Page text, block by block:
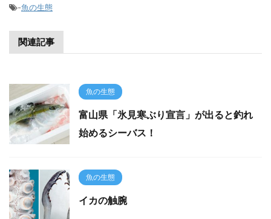
-魚の生態
関連記事
魚の生態
富山県「氷見寒ぶり宣言」が出ると釣れ
始めるシーバス！
魚の生態
イカの触腕